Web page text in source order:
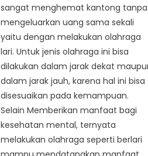
sangat menghemat kantong tanpa
mengeluarkan uang sama sekali
yaitu dengan melakukan olahraga
lari. Untuk jenis olahraga ini bisa
dilakukan dalam jarak dekat
dalam jarak jauh, karena hal ini bisa
disesuaikan pada kemampuan.
Selain Memberikan manfaat bagi
kesehatan mental, ternyata
melakukan olahraga seperti berlari